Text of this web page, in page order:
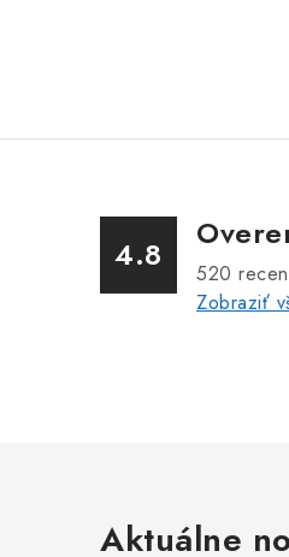
4.8 520
Zobraziť
Aktuálne